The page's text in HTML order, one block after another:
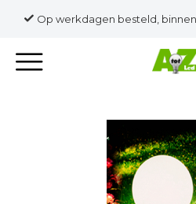
Op werkdagen besteld,